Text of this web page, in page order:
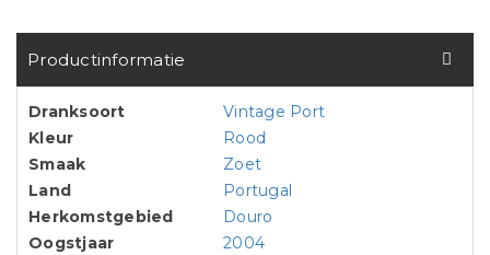
Productinformatie
Dranksoort
Vintage Port
Kleur
Rood
Smaak
Zoet
Land
Portugal
Herkomstgebied
Douro
Oogstjaar
2004